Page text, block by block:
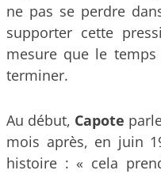
ne pas se perdre
supporter cette
mesure que le
terminer.
Au début, Capote
mois après, en juin
histoire : « cela